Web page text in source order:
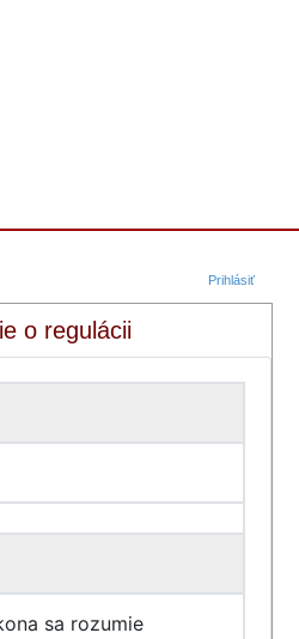
Prihlásiť
o regulácii
sa rozumie